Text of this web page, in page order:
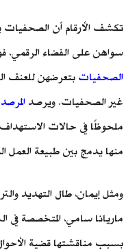
تكشف الأرقام أن
سواهن على الفضاء الرقمي،
الصحفيات
غير الصحفيات. ويرصد
ملحوظًا في حالات الاستهداف
منها يدمج بين طبيعة العمل
ومثل إيمان، طال التهديد
ماريانا سامي، المتخصصة في
بسبب مناقشتها قضية